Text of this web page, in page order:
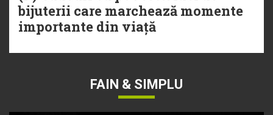
bijuterii care marchează momente
importante din viață
FAIN & SIMPLU